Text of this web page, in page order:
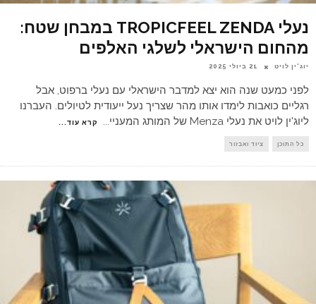
נעלי TROPICFEEL ZENDA במבחן שטח:
מהחום הישראלי לשלגי האלפים
יוג'ין לויט 21 ביולי 2025
לפני כמעט שנה הוא יצא למדבר הישראלי עם נעלי ברפוט, אבל
רגליים כואבות לימדו אותו מהר שצריך נעל ייעודית לטיולים. העברנו
ליוג'ין לויט את נעלי Menza של המותג המעניי
קרא עוד...
כל התוכן ציוד ואבזור